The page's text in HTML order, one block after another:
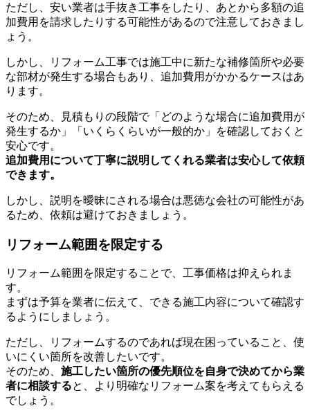
ただし、安い業者は手抜き工事をしたり、あとから多額の追
加費用を請求したりする可能性があるので注意しておきまし
ょう。
しかし、リフォーム工事では施工中に新たな補修箇所や必要
な部材が発生する場合もあり、追加費用がかかるケースはあ
ります。
そのため、見積もりの段階で「どのような場合に追加費用が
発生するか」「いくらくらいが一般的か」を確認しておくと
安心です。
追加費用について丁寧に説明してくれる業者は安心して依頼
できます。
しかし、説明を曖昧にされる場合は悪徳な会社の可能性があ
るため、依頼は避けておきましょう。
リフォーム範囲を限定する
リフォーム範囲を限定することで、工事価格は抑えられま
す。
まずは予算を業者に伝えて、できる施工内容について確認す
るようにしましょう。
ただし、リフォームするのであれば現在困っていること、使
いにくい箇所を改善したいです。
そのため、 施工したい箇所の優先順位を自身で決めてから業
者に相談すると、より明確なリフォーム案を考えてもらえる
でしょう。